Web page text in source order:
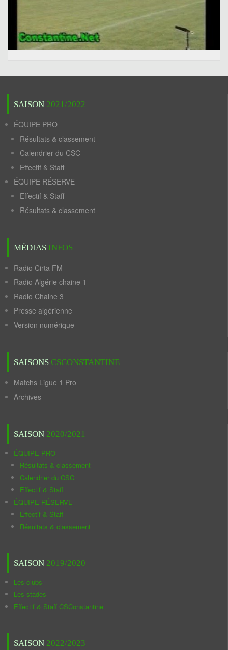
SAISON 2021/2022
ÉQUIPE PRO
Résultats & classement
Calendrier du CSC
Effectif & Staff
ÉQUIPE RÉSERVE
Effectif & Staff
Résultats & classement
MÉDIAS INFOS
Radio Cirta FM
Radio Algérie chaine 1
Radio Chaine 3
Presse algérienne
Version numérique
SAISONS CSCONSTANTINE
Matchs Ligue 1 Pro
Archives
SAISON 2020/2021
ÉQUIPE PRO
Résultats & classement
Calendrier du CSC
Effectif & Staff
ÉQUIPE RÉSERVE
Effectif & Staff
Résultats & classement
SAISON 2019/2020
Les clubs
Les stades
Effectif & Staff CSConstantine
SAISON 2022/2023